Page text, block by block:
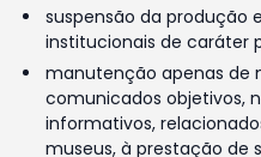
suspensão da produção
institucionais de caráter
manutenção apenas de
comunicados objetivos,
informativos,
museus, à prestação de